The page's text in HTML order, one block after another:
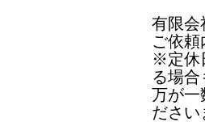
有限会
ご依
※定休
る場
万が一
ださい